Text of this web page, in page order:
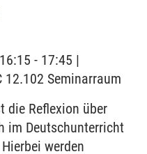
- 17:45 |
Seminarraum
die Reflexion über
im Deutschunterricht
werden